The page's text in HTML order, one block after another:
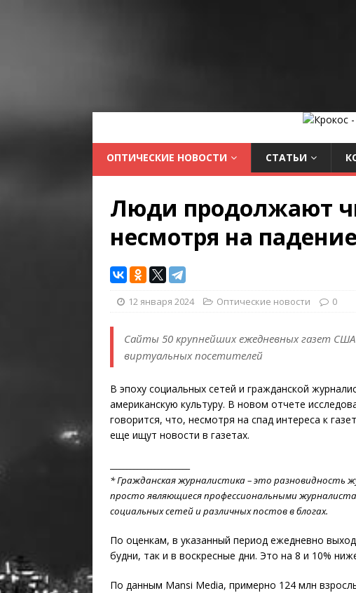
ОПТИЧЕСКИЕ НОВОСТИ СТАТЬИ
Люди продолжают
несмотря на
12 января 2024 Оптические новости 0
Сайты 50 крупнейших ежедневных газет
виртуальных посетителей
В эпоху социальных сетей и гражданской
американскую культуру. В новом отчете
говорится, что, несмотря на спад интереса к
еще ищут новости в газетах.
*Гражданская журналистика–это разновидность
просто являющиесяпрофессиональными
социальных сетей и различных постов в блогах.
По оценкам, в указанный период ежедневно
будни, так и в воскресные дни. Это на 8 и 10%
По данным Mansi Media, примерно 124 млн